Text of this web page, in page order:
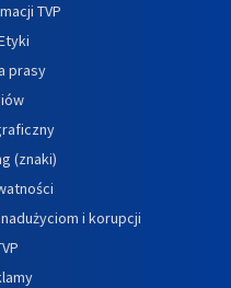
TVP
prasy
(znaki)
i korupcji